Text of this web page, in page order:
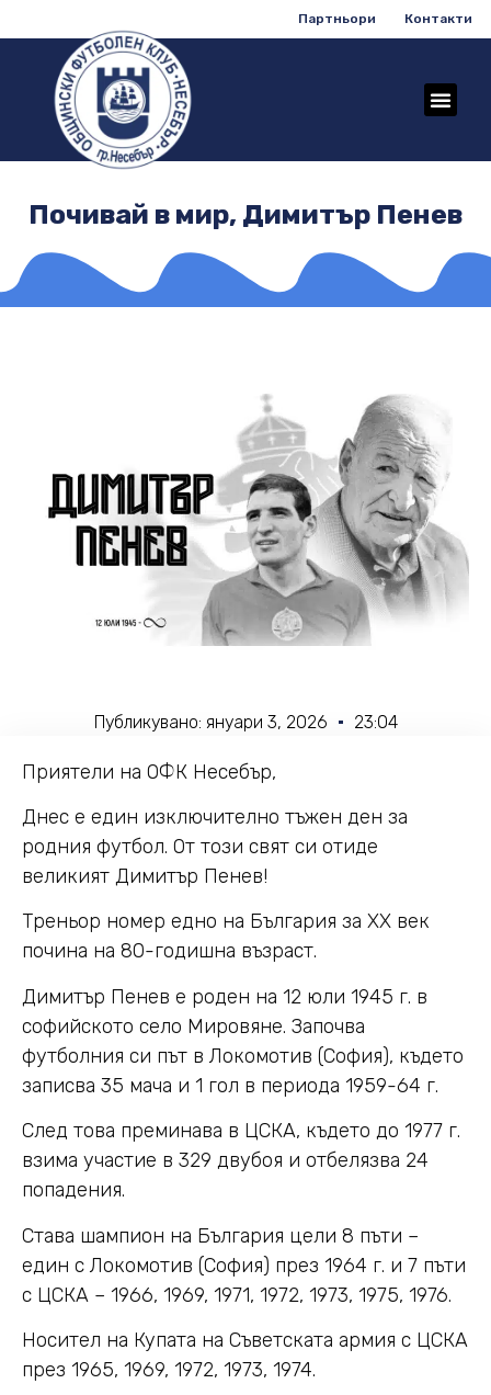
Партньори Контакти
Почивай в мир, Димитър Пенев
Публикувано: януари 3, 2026 23:04
Приятели на ОФК Несебър,
Днес е един изключително тъжен ден за
родния футбол. От този свят си отиде
великият Димитър Пенев!
Треньор номер едно на България за ХХ век
почина на 80-годишна възраст.
Димитър Пенев е роден на 12 юли 1945 г. в
софийското село Мировяне. Започва
футболния си път в Локомотив (София), където
записва 35 мача и 1 гол в периода 1959-64 г.
След това преминава в ЦСКА, където до 1977 г.
взима участие в 329 двубоя и отбелязва 24
попадения.
Става шампион на България цели 8 пъти –
един с Локомотив (София) през 1964 г. и 7 пъти
с ЦСКА – 1966, 1969, 1971, 1972, 1973, 1975, 1976.
Носител на Купата на Съветската армия с ЦСКА
през 1965, 1969, 1972, 1973, 1974.